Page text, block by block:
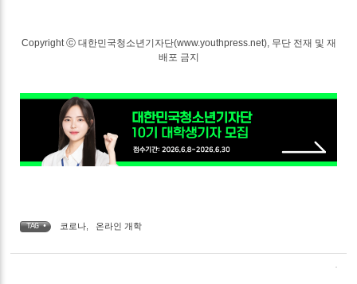
Copyright ⓒ 대한민국청소년기자단(www.youthpress.net), 무단 전재 및 재
배포 금지
TAG • 코로나 온라인 개학